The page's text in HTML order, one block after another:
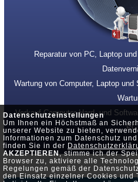
Datenschutzeinstellungen
Um Ihnen ein Höchstmaß an
unserer Website zu bieten,
Informationen zum Datenschutz
finden Sie in der
AKZEPTIEREN, stimme ich der
Browser zu, aktiviere alle
Regelungen gemäß der
den Einsatz einzelner Cookies
Reparatur von PC, Laptop
Wartung von Computer, Laptop
Verkauf Computer Hard- und
PC